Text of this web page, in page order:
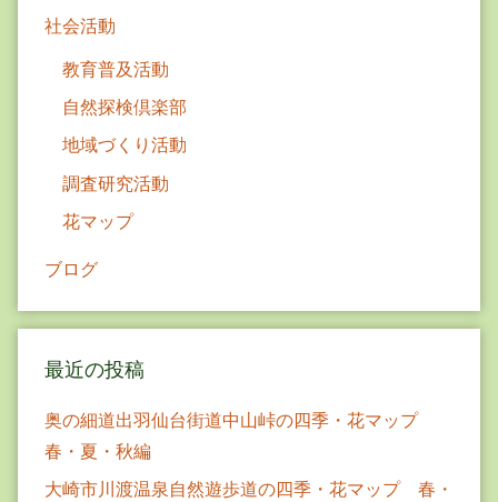
社会活動
教育普及活動
自然探検倶楽部
地域づくり活動
調査研究活動
花マップ
ブログ
最近の投稿
奥の細道出羽仙台街道中山峠の四季・花マップ
春・夏・秋編
大崎市川渡温泉自然遊歩道の四季・花マップ 春・